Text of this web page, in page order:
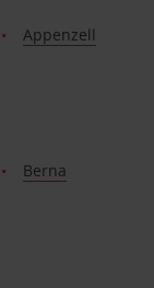
Appenzell
Berna